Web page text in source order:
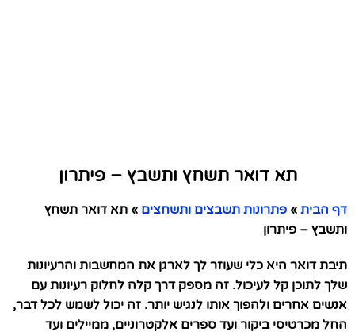
תא דואר תשחץ ותשבץ – פיתרון
דף הבית » פתרונות תשבצים ותשחצים » תא דואר תשחץ
ותשבץ – פיתרון
תיבת דואר היא כלי שעוזר לך לארגן את המחשבות והרעיונות
שלך לתוכן קל לעיכול. זה מספק דרך קלה לחלוק רעיונות עם
אנשים אחרים ולהפוך אותו לנגיש יותר. זה יכול לשמש לכל דבר,
החל מכרטיסי ביקור ועד ספרים אלקטרוניים, ממיילים ועד